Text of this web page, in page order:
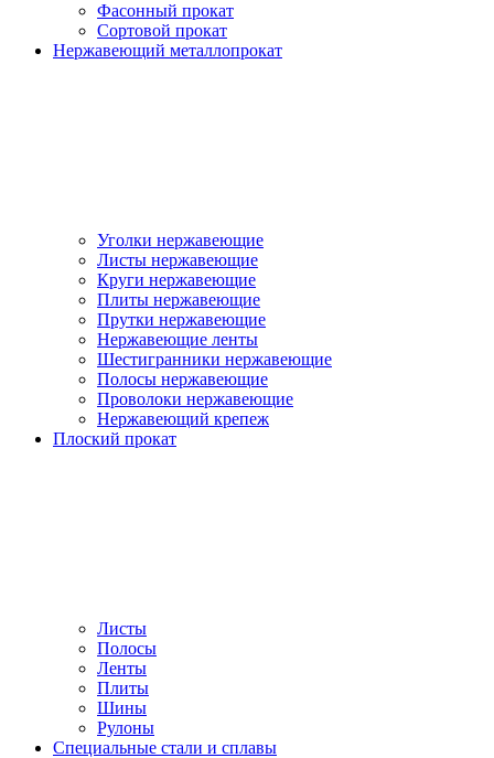
Фасонный прокат
Сортовой прокат
Нержавеющий металлопрокат
Уголки нержавеющие
Листы нержавеющие
Круги нержавеющие
Плиты нержавеющие
Прутки нержавеющие
Нержавеющие ленты
Шестигранники нержавеющие
Полосы нержавеющие
Проволоки нержавеющие
Нержавеющий крепеж
Плоский прокат
Листы
Полосы
Ленты
Плиты
Шины
Рулоны
Специальные стали и сплавы